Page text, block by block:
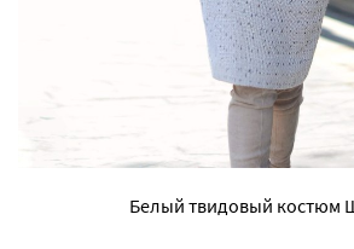
Белый твидовый костюм